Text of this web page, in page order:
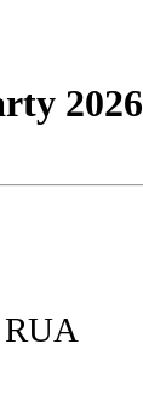
2026